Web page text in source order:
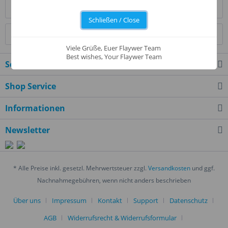
Service Hotline
Shop Service
Informationen
Newsletter
* Alle Preise inkl. gesetzl. Mehrwertsteuer zzgl. Versandkosten und ggf.
Nachnahmegebühren, wenn nicht anders beschrieben
Über uns Impressum Kontakt Support
Datenschutz
AGB
Widerrufsrecht & Widerrufsformular
Schließen / Close
Viele Grüße, Euer Flaywer Team
Best wishes, Your Flaywer Team